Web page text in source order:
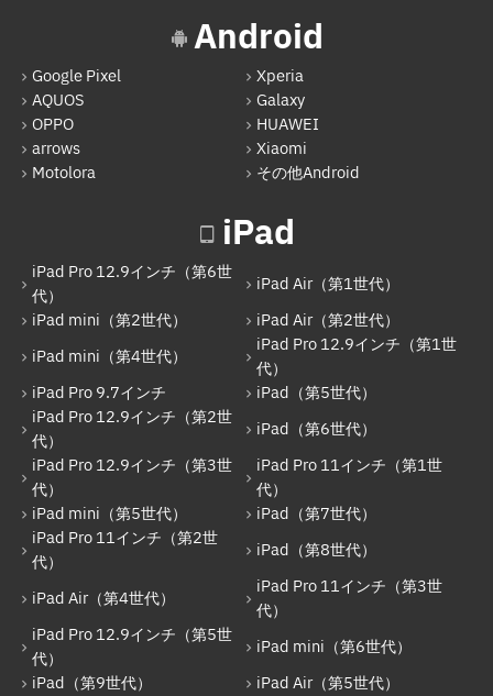
その他Android
iPad
iPad Pro 12.9インチ（第6世代）
iPad mini（第2世代）
iPad Air（第2世代）
iPad mini（第4世代）
iPad Pro 12.9インチ（第1世代）
iPad Pro 9.7インチ
iPad Pro 12.9インチ（第2世代）
iPad（第6世代）
iPad Pro 12.9インチ（第3世代）
iPad Pro 11インチ（第1世代）
iPad mini（第5世代）
iPad（第7世代）
Android
Google Pixel
Xperia
AQUOS
Galaxy
OPPO
HUAWEI
arrows
Xiaomi
Motolora
その他Android
iPad
iPad Pro 12.9インチ（第6世
代）
iPad Air（第1世代）
iPad mini（第2世代）
iPad Air（第2世代）
iPad mini（第4世代）
iPad Pro 12.9インチ（第1世
代）
iPad Pro 9.7インチ
iPad（第5世代）
iPad Pro 12.9インチ（第2世
代）
iPad（第6世代）
iPad Pro 12.9インチ（第3世
代）
iPad Pro 11インチ（第1世
代）
iPad mini（第5世代）
iPad（第7世代）
iPad Pro 11インチ（第2世
代）
iPad（第8世代）
iPad Air（第4世代）
iPad Pro 11インチ（第3世
代）
iPad Pro 12.9インチ（第5世
代）
iPad mini（第6世代）
iPad（第9世代）
iPad Air（第5世代）